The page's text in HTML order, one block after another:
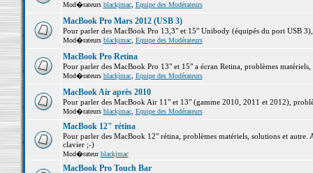
Mod�rateurs blackjmac, Equipe des Modérateurs
MacBook Pro Mars 2012 (USB 3)
Pour parler des MacBook Pro 13,3" et 15" Unibody (équipés du port USB
Mod�rateurs blackjmac, Equipe des Modérateurs
MacBook Pro Retina
Pour parler des MacBook Pro 13" et 15" a écran Retina, problèmes matériels,
Mod�rateurs blackjmac, Equipe des Modérateurs
MacBook Air après 2010
Pour parler des MacBook Air 11" et 13" (gamme 2010, 2011 et 2012),
Mod�rateurs blackjmac, Equipe des Modérateurs
MacBook 12" rétina
Pour parler des MacBook 12" rétina, problèmes matériels, solutions et
clavier ;-)
Mod�rateurblackjmac
MacBook Pro Touch Bar